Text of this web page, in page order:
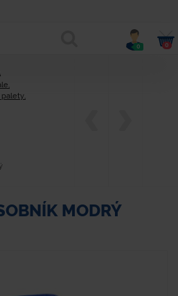
0 0
palety,
MODRÝ